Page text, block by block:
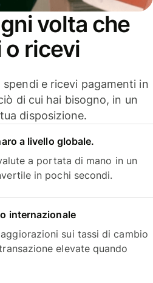
volta che
o ricevi
e ricevi pagamenti in
di cui hai bisogno, in un
disposizione.
a livello globale.
a portata di mano in un
in pochi secondi.
internazionale
sui tassi di cambio
elevate quando